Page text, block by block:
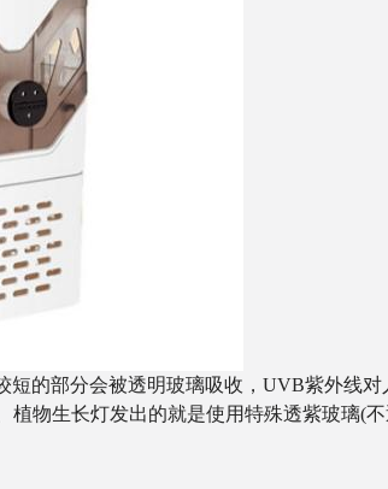
的部分会被透明玻璃吸收，UVB紫外线
物生长灯发出的就是使用特殊透紫玻璃(不